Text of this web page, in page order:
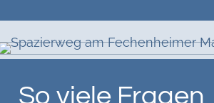
So viele Fragen